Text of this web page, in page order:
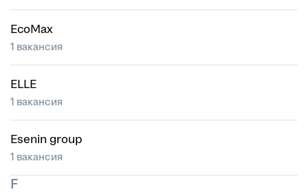
EcoMax
1 вакансия
ELLE
1 вакансия
Esenin group
1 вакансия
F